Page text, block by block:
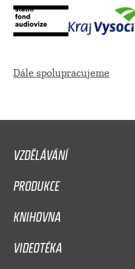
Dále spolupracujeme
VZDĚLÁVÁNÍ
PRODUKCE
KNIHOVNA
VIDEOTÉKA